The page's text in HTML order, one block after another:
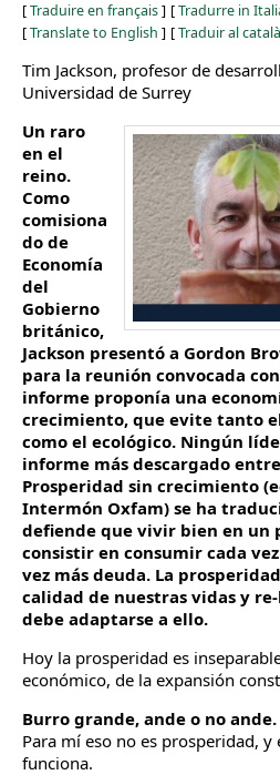
[Traduire en français] [Tradurre in
[Translate to English ] [Traduir al català
Tim Jackson, profesor de
Universidad de Surrey
Un raro
en el
reino.
Como
comisiona
do de
Economía
del
Gobierno
británico,
Jackson presentó a Gordon
para la reunión convocada
informe proponía una
crecimiento, que evite tanto
como el ecológico. Ningún
informe más descargado
Prosperidad sin crecimiento
Intermón Oxfam) se ha
defiende que vivir bien en un
consistir en consumir cada
vez más deuda. La
calidad de nuestras vidas y
debe adaptarse a ello.
Hoy la prosperidad es
económico, de la expansión
Burro grande, ande o no ande.
Para mí eso no es prosperidad,
funciona.